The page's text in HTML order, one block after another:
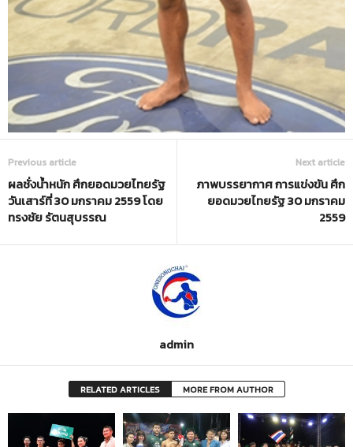
Previous article
ผลชั่งน้ำหนัก ศึกยอดมวยไทยรัฐ
วันเสาร์ที่ 30 มกราคม 2559 โดย
ทรงชัย รัตนสุบรรณ
Next article
ภาพบรรยากาศ การแข่งขัน ศึก
ยอดมวยไทยรัฐ 30 มกราคม
2559
admin
RELATED ARTICLES MORE FROM AUTHOR